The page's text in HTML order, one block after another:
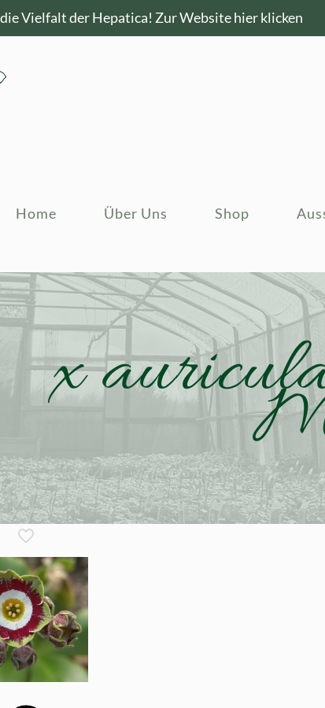
Vielfalt der Hepatica! Zur Website hier klicken
Home Über Uns Shop
x